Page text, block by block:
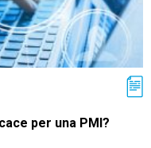
per una PMI?